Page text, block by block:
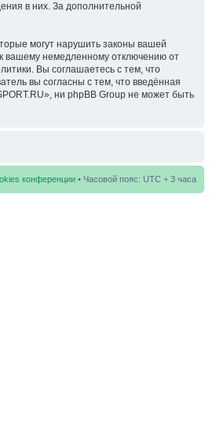
в них. За дополнительной
могут нарушить законы вашей
вашему немедленному отключению от
Вы соглашаетесь с тем, что
вы согласны с тем, что введённая
ни phpBB Group не может быть
конференции • Часовой пояс: UTC + 3 часа